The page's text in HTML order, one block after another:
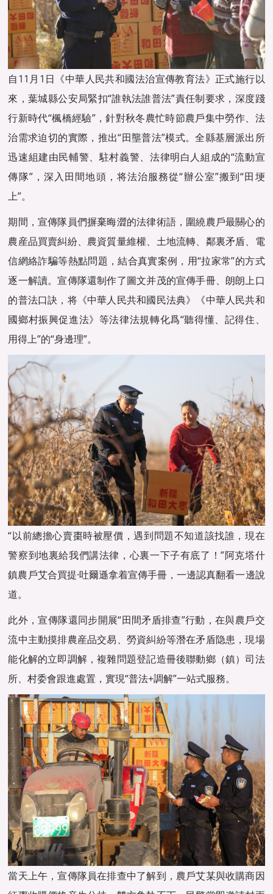
自11月1日《中華人民共和國法治宣傳教育法》正式施行以
來，葉城縣公安局緊扣“誰執法誰普法”責任制要求，深度踐
行新時代“楓橋經驗”，針對秋冬農忙時節農戶集中勞作、法
治需求迫切的實際，推出“田壟普法”模式。全縣基層派出所
迅速組建由民輔警、駐村義警、法律明白人組成的“流動宣
傳隊”，深入田間地頭，将法治服務從“辦公室”搬到“田埂
上”。
期間，宣傳隊員們摒棄晦澀的法律術語，圍繞農戶最關心的
農産品買賣糾紛、農資質量維權、土地流轉、鄰裏矛盾、電
信網絡詐騙等熱點問題，結合真實案例，用“拉家常”的方式
逐一解讀。宣傳隊還制作了圖文并茂的宣傳手冊、朗朗上口
的普法口訣，将《中華人民共和國民法典》《中華人民共和
國鄉村振興促進法》等法律法規轉化爲“聽得懂、記得住、
用得上”的“身邊理”。
“以前總擔心賣棗時被壓價，遇到問題不知道該找誰，現在
警察到地裏給我們講法律，心裏一下子有底了！”阿克塔什
鎮農戶艾合買提·吐爾遜拿着宣傳手冊，一邊認真翻看一邊說
道。
此外，宣傳隊還同步開展“田間矛盾排查”行動，在與農戶交
流中主動摸排農産品交易、勞資糾紛等潛在矛盾隐患，現場
能化解的立即調解，複雜問題登記造冊後聯動鄉（鎮）司法
所、村委會跟進處置，實現“普法+調解”一站式服務。
當天上午，宣傳隊員在排查中了解到，農戶艾某與收購商因